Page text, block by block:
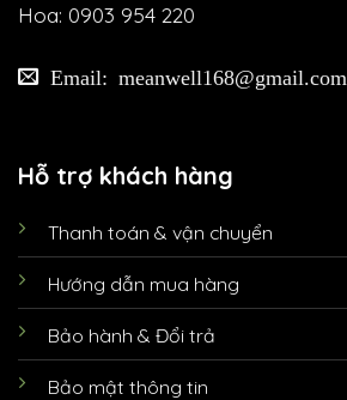
Hoa: 0903 954 220
Email: meanwell168@gmail.com
Hỗ trợ khách hàng
Thanh toán & vận chuyển
Hướng dẫn mua hàng
Bảo hành & Đổi trả
Bảo mật thông tin